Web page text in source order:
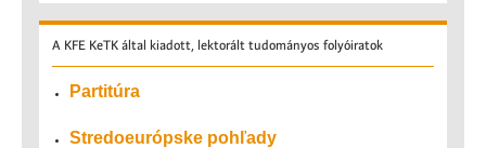
A KFE KeTK által kiadott, lektorált tudományos folyóiratok
Partitúra
Stredoeurópske pohľady